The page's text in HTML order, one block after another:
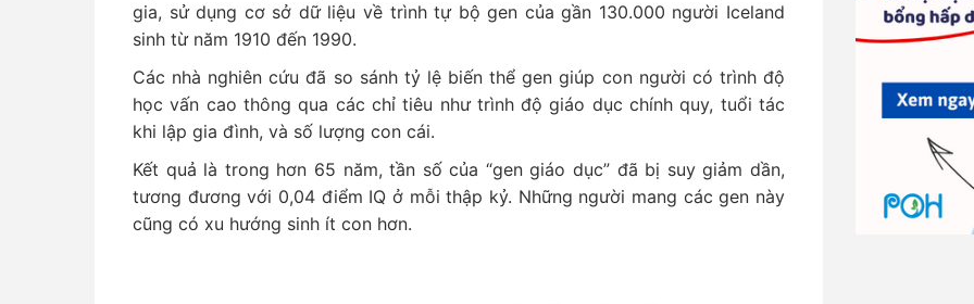
gia, sử dụng cơ sở dữ liệu về trình tự bộ gen của gần 130.000 người Iceland
sinh từ năm 1910 đến 1990.
Các nhà nghiên cứu đã so sánh tỷ lệ biến thể gen giúp con người có trình độ
học vấn cao thông qua các chỉ tiêu như trình độ giáo dục chính quy, tuổi tác
khi lập gia đình, và số lượng con cái.
Kết quả là trong hơn 65 năm, tần số của “gen giáo dục” đã bị suy giảm dần,
tương đương với 0,04 điểm IQ ở mỗi thập kỷ. Những người mang các gen này
cũng có xu hướng sinh ít con hơn.